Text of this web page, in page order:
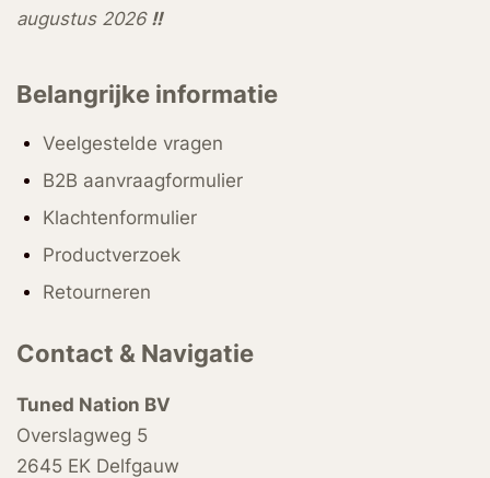
augustus 2026 !!
Belangrijke informatie
Veelgestelde vragen
B2B aanvraagformulier
Klachtenformulier
Productverzoek
Retourneren
Contact & Navigatie
Tuned Nation BV
Overslagweg 5
2645 EK Delfgauw